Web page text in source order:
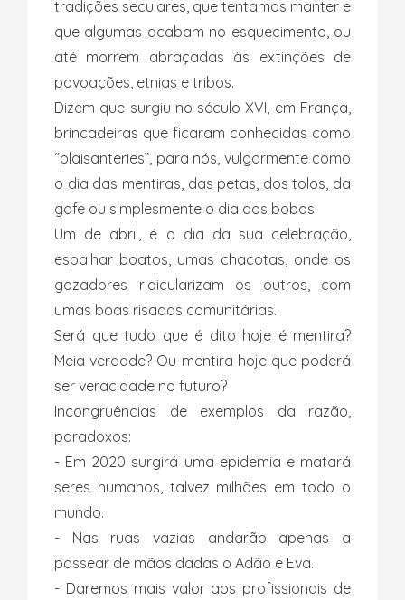
tradições seculares, que tentamos manter e
que algumas acabam no esquecimento, ou
até morrem abraçadas às extinções de
povoações, etnias e tribos.
Dizem que surgiu no século XVI, em França,
brincadeiras que ficaram conhecidas como
“plaisanteries”, para nós, vulgarmente como
o dia das mentiras, das petas, dos tolos, da
gafe ou simplesmente o dia dos bobos.
Um de abril, é o dia da sua celebração,
espalhar boatos, umas chacotas, onde os
gozadores ridicularizam os outros, com
umas boas risadas comunitárias.
Será que tudo que é dito hoje é mentira?
Meia verdade? Ou mentira hoje que poderá
ser veracidade no futuro?
Incongruências de exemplos da razão,
paradoxos:
- Em 2020 surgirá uma epidemia e matará
seres humanos, talvez milhões em todo o
mundo.
- Nas ruas vazias andarão apenas a
passear de mãos dadas o Adão e Eva.
- Daremos mais valor aos profissionais de